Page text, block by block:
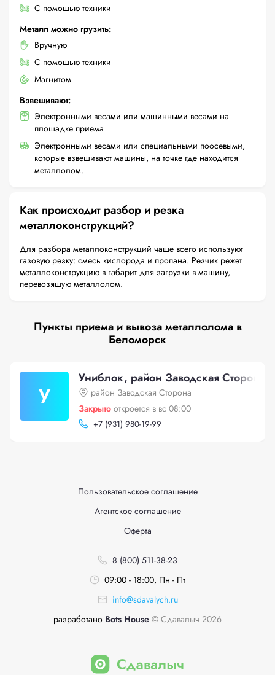
С помощью техники
Металл можно грузить:
Вручную
С помощью техники
Магнитом
Взвешивают:
Электронными весами или машинными весами на
площадке приема
Электронными весами или специальными поосевыми,
которые взвешивают машины, на точке где находится
металлолом.
Как происходит разбор и резка
металлоконструкций?
Для разбора металлоконструкций чаще всего используют
газовую резку: смесь кислорода и пропана. Резчик режет
металлоконструкцию в габарит для загрузки в машину,
перевозящую металлолом.
Пункты приема и вывоза металлолома в
Беломорск
У
Униблок, район Заводская Сторона
район Заводская Сторона
Закрыто откроется в вс 08:00
+7 (931) 980-19-99
Пользовательское соглашение
Агентское соглашение
Оферта
8 (800) 511-38-23
09:00 - 18:00, Пн - Пт
info@sdavalych.ru
разработано Bots House © Сдавалыч 2026